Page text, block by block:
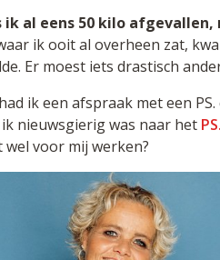
ik al eens 50 kilo
ik ooit al overheen zat,
Er moest iets drastisch
ik een afspraak met een PS.
nieuwsgierig was naar het
wel voor mij werken?